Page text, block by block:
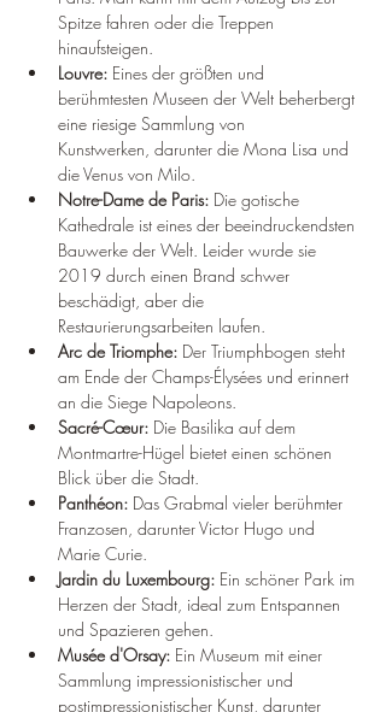
Spitze fahren oder die Treppen
hinaufsteigen.
Louvre: Eines der größten und
berühmtesten Museen der Welt beherbergt
eine riesige Sammlung von
Kunstwerken, darunter die Mona Lisa und
die Venus von Milo.
Notre-Dame de Paris: Die gotische
Kathedrale ist eines der beeindruckendsten
Bauwerke der Welt. Leider wurde sie
2019 durch einen Brand schwer
beschädigt, aber die
Restaurierungsarbeiten laufen.
Arc de Triomphe: Der Triumphbogen steht
am Ende der Champs-Élysées und erinnert
an die Siege Napoleons.
Sacré-Cœur: Die Basilika auf dem
Montmartre-Hügel bietet einen schönen
Blick über die Stadt.
Panthéon: Das Grabmal vieler berühmter
Franzosen, darunter Victor Hugo und
Marie Curie.
Jardin du Luxembourg: Ein schöner Park im
Herzen der Stadt, ideal zum Entspannen
und Spazieren gehen.
Musée d'Orsay: Ein Museum mit einer
Sammlung impressionistischer und
postimpressionistischer Kunst, darunter